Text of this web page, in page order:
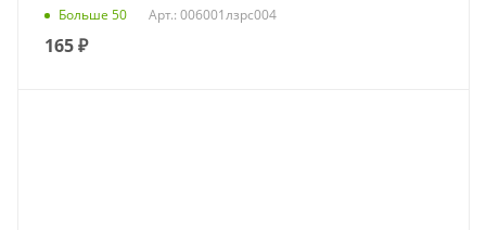
Больше 50 Арт.: 006001лзрс004
165₽